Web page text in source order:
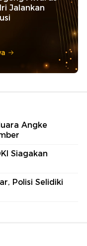
Jalankan
Angke
Siagakan
Polisi Selidiki